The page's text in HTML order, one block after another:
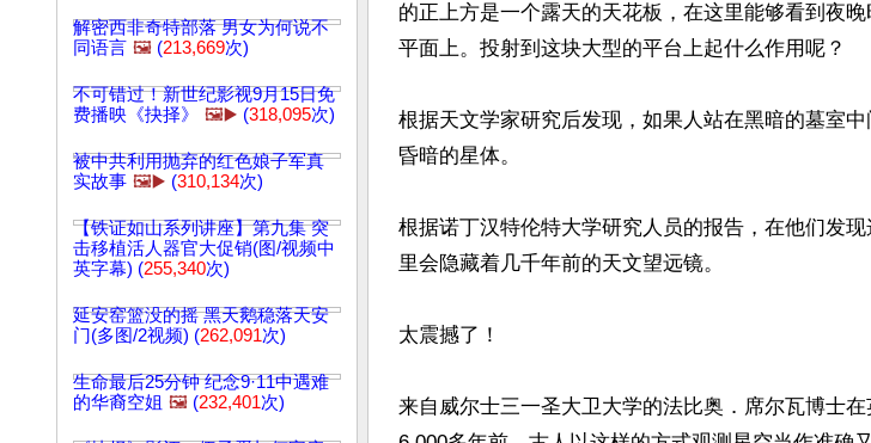
解密西非奇特部落 男女为何说不
同语言 🖼️ (213,669次)
不可错过！新世纪影视9月15日免
费播映《抉择》
🖼️▶️ (318,095次)
被中共利用抛弃的红色娘子军真
实故事 🖼️▶️ (310,134次)
【铁证如山系列讲座】第九集 突
击移植活人器官大促销(图/视频中
英字幕) (255,340次)
延安窑篮没的摇 黑天鹅稳落天安
门(多图/2视频) (262,091次)
生命最后25分钟 纪念9·11中遇难
的华裔空姐 🖼️ (232,401次)
的正上方是一个露天的天花板，在这里能够看到夜
平面上。投射到这块大型的平台上起什么作用呢？
根据天文学家研究后发现，如果人站在黑暗的墓室
昏暗的星体。
根据诺丁汉特伦特大学研究人员的报告，在他们发
里会隐藏着几千年前的天文望远镜。
太震撼了！
来自威尔士三一圣大卫大学的法比奥．席尔瓦博士